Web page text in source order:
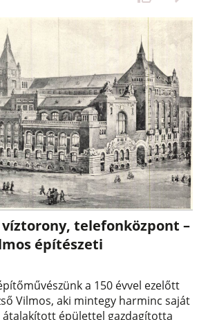
telefonközpont –
építészeti
a 150 évvel ezelőtt
Vilmos, aki mintegy harminc saját
átalakított épülettel gazdagította